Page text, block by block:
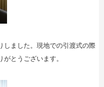
しました。現地での引渡式の際
とうございます。